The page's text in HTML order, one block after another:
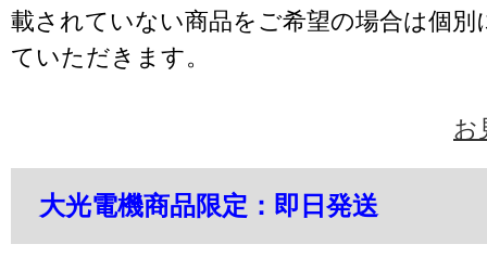
載されていない商品をご希望の場合は個別
ていただきます。
お
大光電機商品限定：即日発送